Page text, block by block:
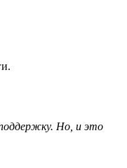
Но, и это